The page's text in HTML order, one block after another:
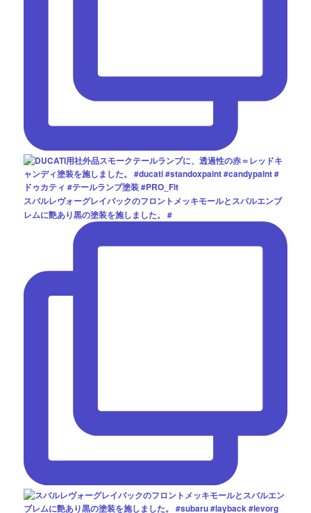
スバルレヴォーグレイバックのフロントメッキモールとスバルエンブ
レムに艶あり黒の塗装を施しました。 #